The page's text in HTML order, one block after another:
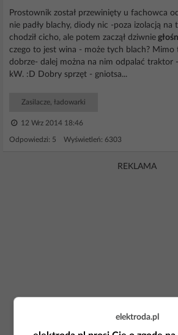
Prostownik został przewinięty u fachowca
nie padły blachy, diody nic -poza izolacją na
chodził cicho, ale potem zaczął dziwnie
czego to jest wina - może tych blach? Mimo
dobrze- dalej można na nim odpalać traktor -
kW. :D Dobry sprzęt - gniotsa...
Zasilacze, ładowarki
12 Wrz 2014 18:46
Odpowiedzi: 5 Wyświetleń: 6303
REKLAMA
elektroda.pl